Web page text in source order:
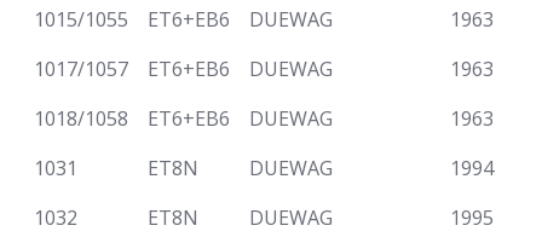
1015/1055
ET6+EB6 DUEWAG
1963
1017/1057
ET6+EB6 DUEWAG
1963
1018/1058
ET6+EB6 DUEWAG
1963
1031
ET8N DUEWAG
1994
1032
ET8N DUEWAG
1995